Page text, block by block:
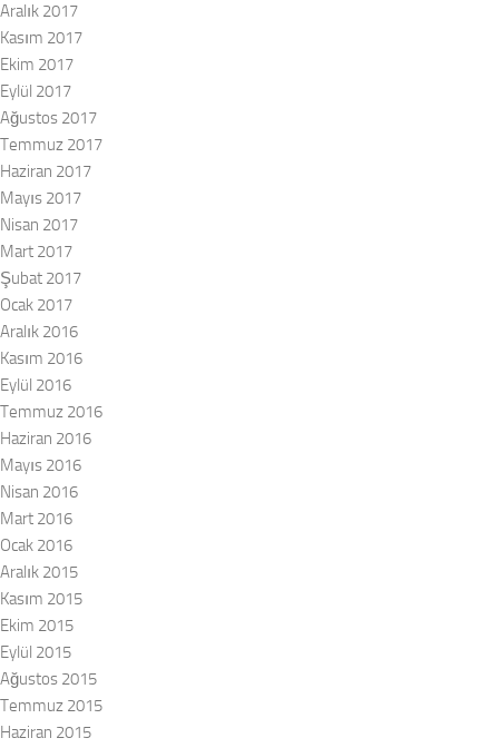
Aralık 2017
Kasım 2017
Ekim 2017
Eylül 2017
Ağustos 2017
Temmuz 2017
Haziran 2017
Mayıs 2017
Nisan 2017
Mart 2017
Şubat 2017
Ocak 2017
Aralık 2016
Kasım 2016
Eylül 2016
Temmuz 2016
Haziran 2016
Mayıs 2016
Nisan 2016
Mart 2016
Ocak 2016
Aralık 2015
Kasım 2015
Ekim 2015
Eylül 2015
Ağustos 2015
Temmuz 2015
Haziran 2015